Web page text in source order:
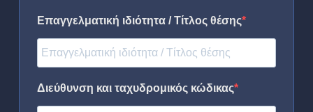
Επαγγελματική ιδιότητα / Τίτλος θέσης
Διεύθυνση και ταχυδρομικός κώδικας